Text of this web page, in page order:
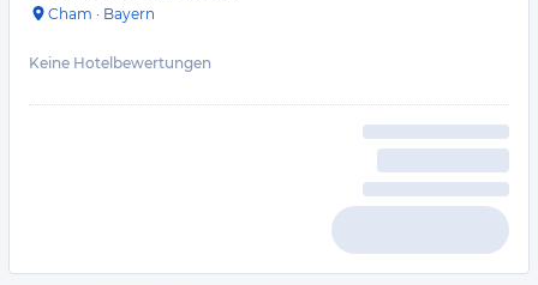
Cham · Bayern
Keine Hotelbewertungen